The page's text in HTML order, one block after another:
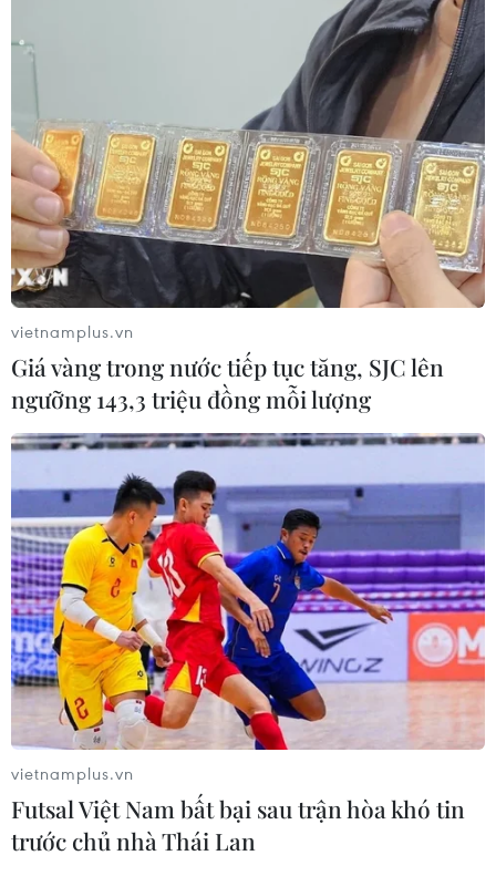
vietnamplus.vn
Giá vàng trong nước tiếp tục tăng, SJC lên
ngưỡng 143,3 triệu đồng mỗi lượng
vietnamplus.vn
Futsal Việt Nam bất bại sau trận hòa khó tin
trước chủ nhà Thái Lan